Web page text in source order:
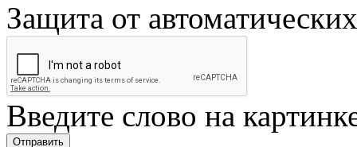
Защита от
Введите слово на